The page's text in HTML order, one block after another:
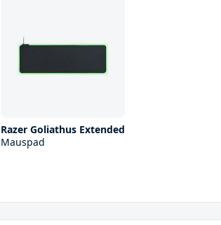
Razer Goliathus Extended
Mauspad